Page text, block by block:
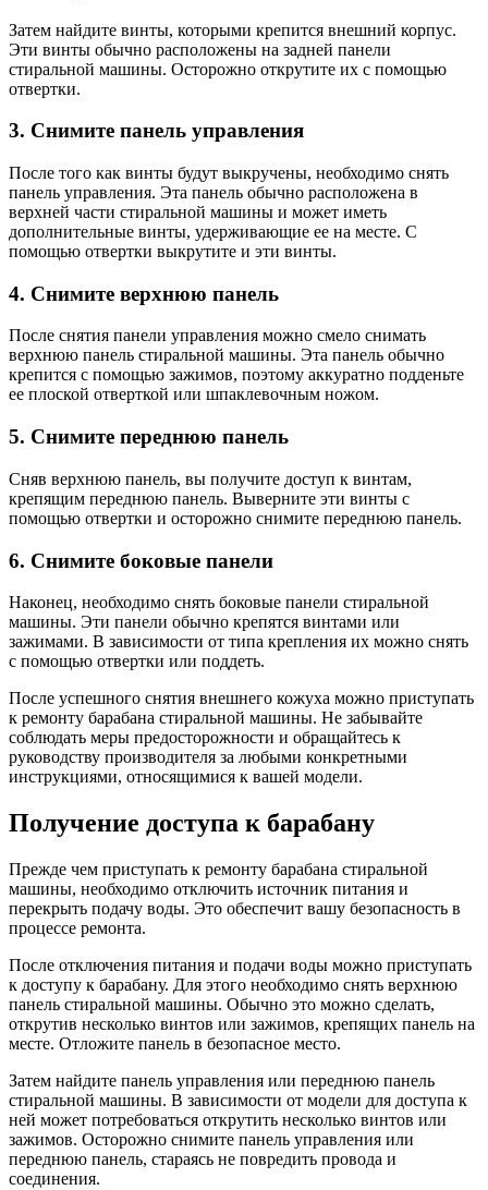
Затем найдите винты, которыми крепится внешний корпус.
Эти винты обычно расположены на задней панели
стиральной машины. Осторожно открутите их с помощью
отвертки.
3. Снимите панель управления
После того как винты будут выкручены, необходимо снять
панель управления. Эта панель обычно расположена в
верхней части стиральной машины и может иметь
дополнительные винты, удерживающие ее на месте. С
помощью отвертки выкрутите и эти винты.
4. Снимите верхнюю панель
После снятия панели управления можно смело снимать
верхнюю панель стиральной машины. Эта панель обычно
крепится с помощью зажимов, поэтому аккуратно подденьте
ее плоской отверткой или шпаклевочным ножом.
5. Снимите переднюю панель
Сняв верхнюю панель, вы получите доступ к винтам,
крепящим переднюю панель. Выверните эти винты с
помощью отвертки и осторожно снимите переднюю панель.
6. Снимите боковые панели
Наконец, необходимо снять боковые панели стиральной
машины. Эти панели обычно крепятся винтами или
зажимами. В зависимости от типа крепления их можно снять
с помощью отвертки или поддеть.
После успешного снятия внешнего кожуха можно приступать
к ремонту барабана стиральной машины. Не забывайте
соблюдать меры предосторожности и обращайтесь к
руководству производителя за любыми конкретными
инструкциями, относящимися к вашей модели.
Получение доступа к барабану
Прежде чем приступать к ремонту барабана стиральной
машины, необходимо отключить источник питания и
перекрыть подачу воды. Это обеспечит вашу безопасность в
процессе ремонта.
После отключения питания и подачи воды можно приступать
к доступу к барабану. Для этого необходимо снять верхнюю
панель стиральной машины. Обычно это можно сделать,
открутив несколько винтов или зажимов, крепящих панель на
месте. Отложите панель в безопасное место.
Затем найдите панель управления или переднюю панель
стиральной машины. В зависимости от модели для доступа к
ней может потребоваться открутить несколько винтов или
зажимов. Осторожно снимите панель управления или
переднюю панель, стараясь не повредить провода и
соединения.